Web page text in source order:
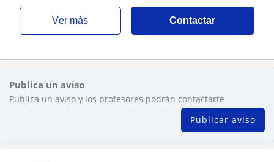
ver más Contactar
Publica un aviso
Publica un aviso y los profesores podrán contactarte
Publicar aviso